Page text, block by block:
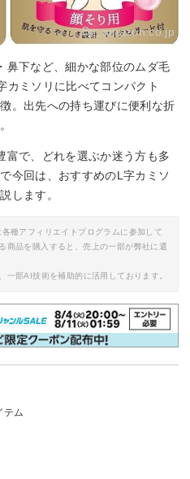
By:amazon.co.jp
鼻下など、細かな部位のムダ毛
カミソリに比べてコンパクト
。出先への持ち運びに便利な折
富で、どれを選ぶか迷う方も多
今回は、おすすめのL字カミソ
します。
種アフィリエイトプログラムに参加して
商品を購入すると、売上の一部が弊社に還
部AI技術を補助的に活用しております。
テム